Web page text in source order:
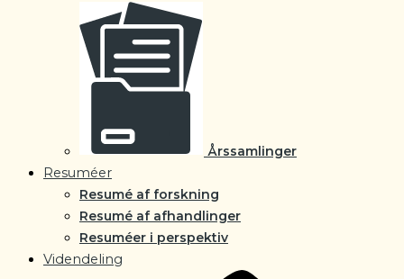
Årssamlinger
Resuméer
Resumé af forskning
Resumé af afhandlinger
Resuméer i perspektiv
Videndeling